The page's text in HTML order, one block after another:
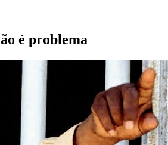
é problema